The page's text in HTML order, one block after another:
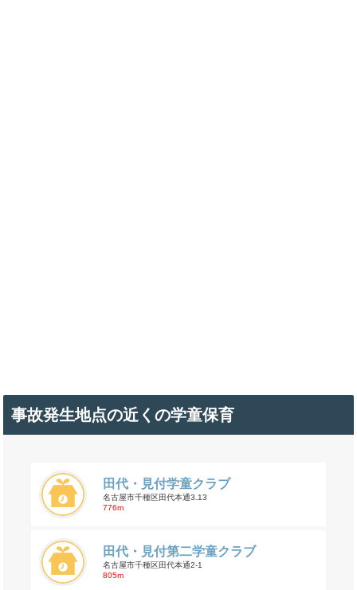
事故発生地点の近くの学童保育
田代・見付学童クラブ
名古屋市千種区田代本通3₋13
776m
田代・見付第二学童クラブ
名古屋市千種区田代本通2-1
805m